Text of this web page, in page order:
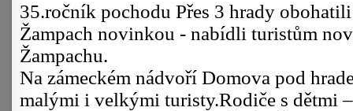
35.ročník pochodu Přes 3 hrady
Žampach novinkou - nabídli turistům
Žampachu.
Na zámeckém nádvoří Domova pod
malými i velkými turisty.Rodiče s dětmi